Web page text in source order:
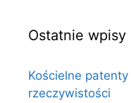
Ostatnie wpisy
Kościelne
rzeczywistości